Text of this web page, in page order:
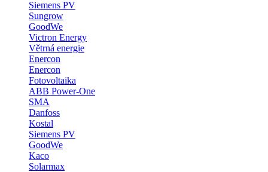
Siemens PV
Sungrow
GoodWe
Victron Energy
Větrná energie
Enercon
Enercon
Fotovoltaika
ABB Power-One
SMA
Danfoss
Kostal
Siemens PV
GoodWe
Kaco
Solarmax